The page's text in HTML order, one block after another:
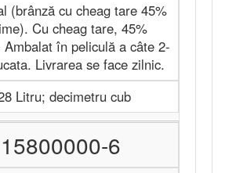
(brânză cu cheag tare 45%
Cu cheag tare, 45%
Ambalat în peliculă a câte 2-
Livrarea se face zilnic.
Litru; decimetru cub
15800000-6